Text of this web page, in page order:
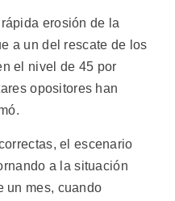
erosión de la
a un del rescate de los
el nivel de 45 por
opositores han
el escenario
a la situación
un mes, cuando